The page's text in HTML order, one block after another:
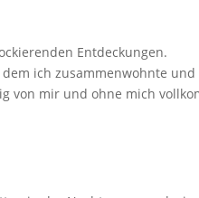
Entdeckungen.
ich zusammenwohnte
von mir und ohne mich